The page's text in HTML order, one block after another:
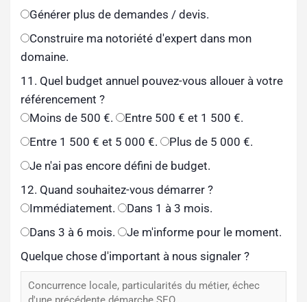
Générer plus de demandes / devis.
Construire ma notoriété d'expert dans mon
domaine.
11. Quel budget annuel pouvez-vous allouer à votre
référencement ?
Moins de 500 €.
Entre 500 € et 1 500 €.
Entre 1 500 € et 5 000 €.
Plus de 5 000 €.
Je n'ai pas encore défini de budget.
12. Quand souhaitez-vous démarrer ?
Immédiatement.
Dans 1 à 3 mois.
Dans 3 à 6 mois.
Je m'informe pour le moment.
Quelque chose d'important à nous signaler ?